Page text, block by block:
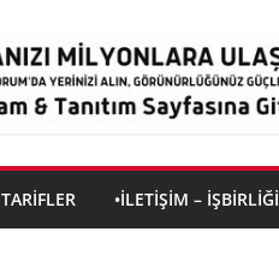
TARİFLER •İLETIŞIM – İŞBIRLIĞI